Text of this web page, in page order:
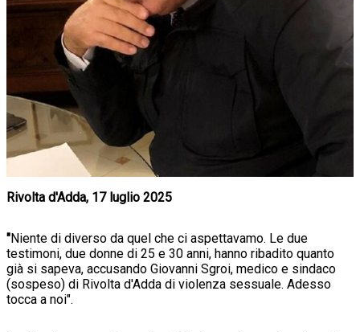
Rivolta d'Adda, 17 luglio 2025
"Niente di diverso da quel che ci aspettavamo. Le due
testimoni, due donne di 25 e 30 anni, hanno ribadito quanto
già si sapeva, accusando Giovanni Sgroi, medico e sindaco
(sospeso) di Rivolta d'Adda di violenza sessuale. Adesso
tocca a noi".